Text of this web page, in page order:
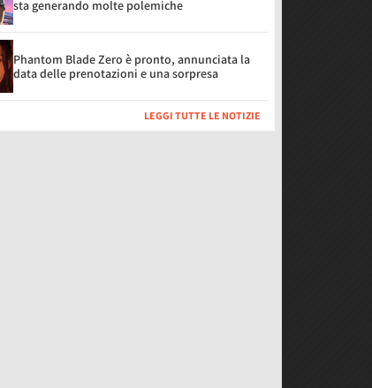
sta generando molte polemiche
Phantom Blade Zero è pronto, annunciata la
data delle prenotazioni e una sorpresa
LEGGI TUTTE LE NOTIZIE